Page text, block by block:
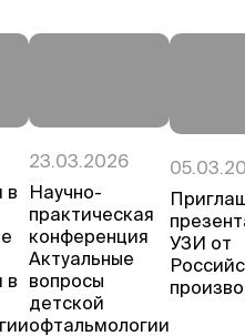
в
в
23.03.2026
Научно-
практическая
конференция
Актуальные
вопросы
детской
офтальмологии
УЗИ от